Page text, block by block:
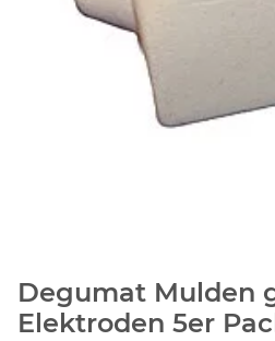
Degumat Mulden
Elektroden 5er